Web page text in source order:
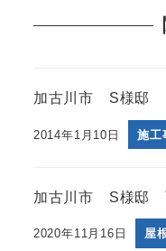
加古川市 S様邸
2014年1月10日 施工
加古川市 S様邸
2020年11月16日 屋